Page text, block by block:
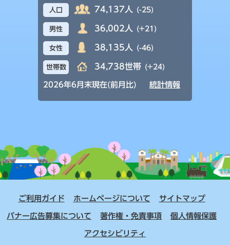
人口 74,137人 (-25)
男性 36,002人 (+21)
女性 38,135人 (-46)
世帯数 34,738世帯 (+24)
2026年6月末現在(前月比) 統計情報
ご利用ガイド ホームページについて サイトマップ
バナー広告募集について 著作権・免責事項 個人情報保護
アクセシビリティ